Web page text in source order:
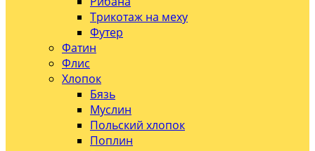
Трикотаж на меху
Футер
Фатин
Флис
Хлопок
Бязь
Муслин
Польский хлопок
Поплин